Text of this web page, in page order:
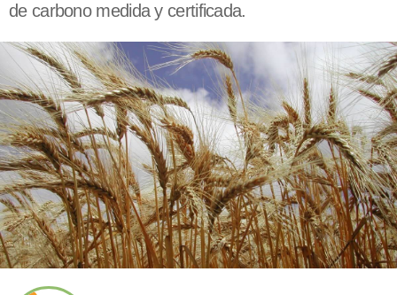
de carbono medida y certificada.